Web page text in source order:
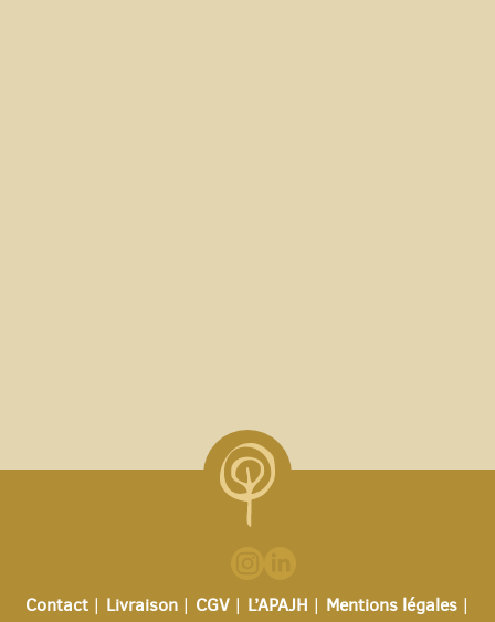
Contact Livraison CGV L’APAJH
Mentions légales